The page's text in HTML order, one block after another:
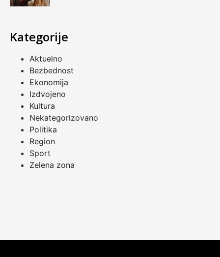
Kategorije
Aktuelno
Bezbednost
Ekonomija
Izdvojeno
Kultura
Nekategorizovano
Politika
Region
Sport
Zelena zona